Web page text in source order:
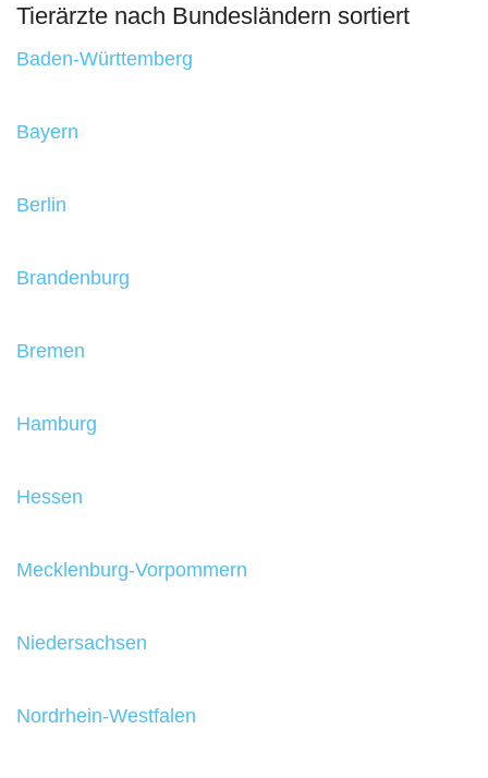
Tierärzte nach Bundesländern sortiert
Baden-Württemberg
Bayern
Berlin
Brandenburg
Bremen
Hamburg
Hessen
Mecklenburg-Vorpommern
Niedersachsen
Nordrhein-Westfalen